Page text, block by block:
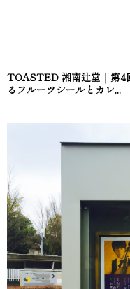
TOASTED 湘南辻堂｜第
るフルーツシールとカレ...